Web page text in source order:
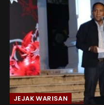
JEJAK WARISAN